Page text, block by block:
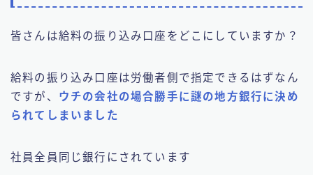
皆さんは給料の振り込み口座をどこにしていますか？
給料の振り込み口座は労働者側で指定できるはずなん
ですが、 ウチの会社の場合勝手に謎の地方銀行に決め
られてしまいました
社員全員同じ銀行にされています